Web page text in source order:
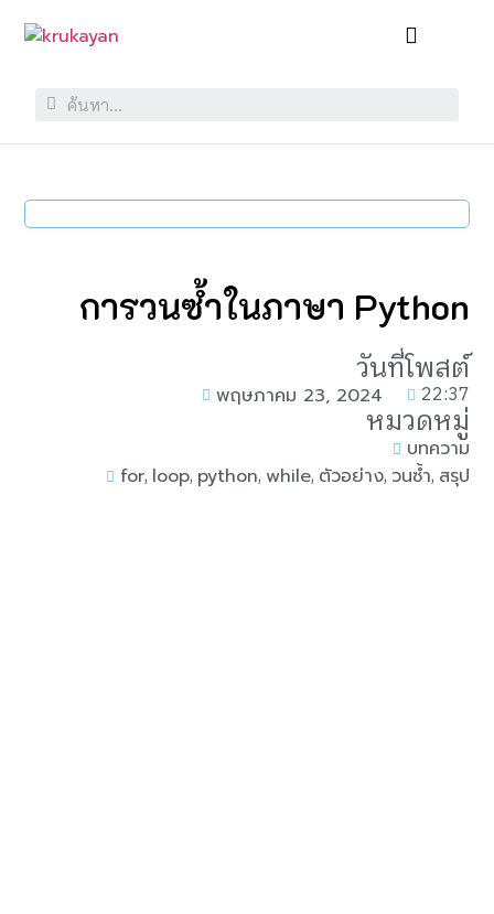
การวนซ้ำในภาษา Python
วันที่โพสต์
พฤษภาคม 23, 2024 22:37
หมวดหมู่
บทความ
for, loop, python, while, ตัวอย่าง, วนซ้ำ, สรุป